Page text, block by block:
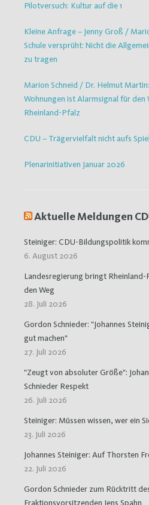
Pilotversuch: Kultur auf die 1
Kleine Anfrage – Jenny Groß /
Schule versprüht: Nicht die
zu tragen
Marion Schneid / Dr. Helmut
Wohnungen ist Alarmsignal für
Rheinland-Pfalz
CDU – Trägervielfalt nicht aufs
Plenarinitiativen Januar 2026
Aktuelle Meldungen
Steiniger: CDU-Bildungspolitik
6. August 2026
Landesregierung bringt
den Weg
28. Juli 2026
Gordon Schnieder: "Johannes
gut machen"
27. Juli 2026
"Zeugt von absoluter Größe":
Schnieder Respekt
26. Juli 2026
Steiniger: Müssen wissen, wer ein
23. Juli 2026
Johannes Steiniger: Auf Thorsten
22. Juli 2026
Gordon Schnieder zum Rücktritt
Fraktionsvorsitzenden Jens Spahn